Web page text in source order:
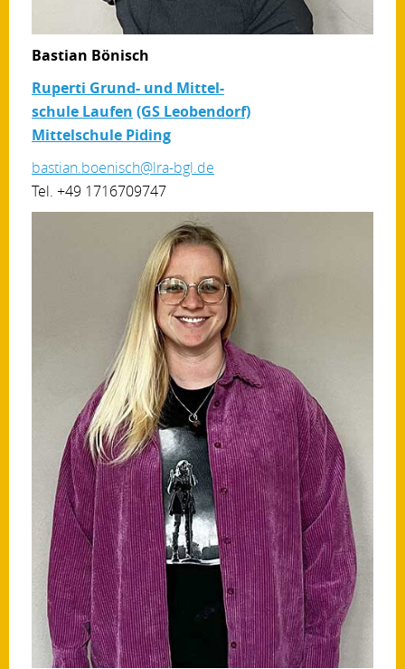
Bastian Bönisch
Ruperti Grund- und Mittel-
schule Laufen (GS Leobendorf)
Mittelschule Piding
bastian.boenisch@lra-bgl.de
Tel. +49 1716709747